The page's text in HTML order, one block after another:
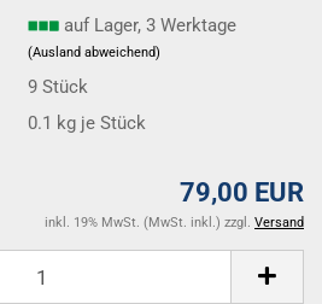
auf Lager, 3 Werktage
(Ausland abweichend)
9Stück
0.1 kg je Stück
79,00 EUR
inkl. 19% MwSt. (MwSt. inkl.) zzgl. Versand